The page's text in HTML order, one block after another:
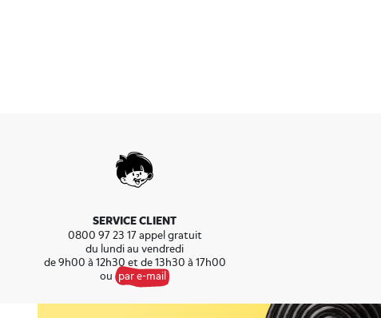
SERVICE CLIENT
0800 97 23 17 appel gratuit
du lundi au vendredi
de 9h00 à 12h30 et de 13h30 à 17h00
ou par e-mail